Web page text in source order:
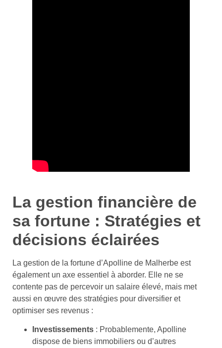
La gestion financière de
sa fortune : Stratégies et
décisions éclairées
La gestion de la fortune d’Apolline de Malherbe est
également un axe essentiel à aborder. Elle ne se
contente pas de percevoir un salaire élevé, mais met
aussi en œuvre des stratégies pour diversifier et
optimiser ses revenus :
Investissements : Probablemente, Apolline
dispose de biens immobiliers ou d’autres